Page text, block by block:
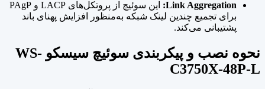
Link Aggregation:
این سوئیچ از پروتکل‌های LACP و PAgP
برای تجمیع چندین لینک شبکه به‌منظور افزایش پهنای باند
پشتیبانی می‌کند.
نحوه نصب و پیکربندی سوئیچ سیسکو WS-
C3750X-48P-L